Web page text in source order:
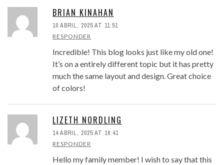
BRIAN KINAHAN
10 ABRIL, 2025 AT 11:51
RESPONDER
Incredible! This blog looks just like my old one!
It’s on a entirely different topic but it has pretty
much the same layout and design. Great choice
of colors!
LIZETH NORDLING
14 ABRIL, 2025 AT 16:41
RESPONDER
Hello my family member! I wish to say that this